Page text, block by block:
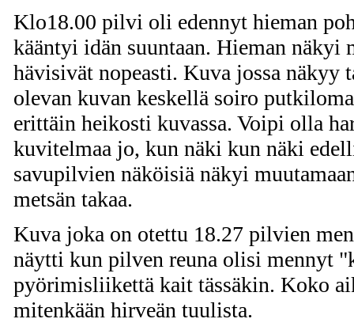
Klo18.00 pilvi oli edennyt hieman
kääntyi idän suuntaan. Hieman näkyi
hävisivät nopeasti. Kuva jossa näkyy
olevan kuvan keskellä soiro
erittäin heikosti kuvassa. Voipi olla
kuvitelmaa jo, kun näki kun näki
savupilvien näköisiä näkyi
metsän takaa.
Kuva joka on otettu 18.27 pilvien
näytti kun pilven reuna olisi mennyt
pyörimisliikettä kait tässäkin. Koko
mitenkään hirveän tuulista.